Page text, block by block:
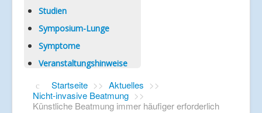
Studien
Symposium-Lunge
Symptome
Veranstaltungshinweise
Startseite >> Aktuelles >>
Nicht-invasive Beatmung >>
Künstliche Beatmung immer häufiger erforderlich